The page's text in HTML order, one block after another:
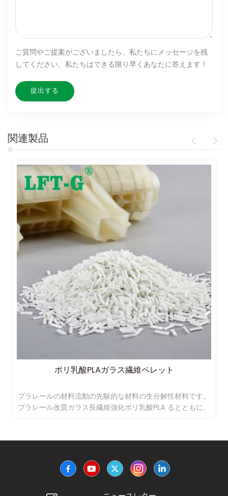
ご質問やご提案がございましたら、私たちにメッセージを残
してください、私たちはできる限り早くあなたに答えます！
関連製品
ポリ乳酸PLAガラス繊維ペレット
プラレールの材料流動の先駆的な材料の生分解性材料です。
プラレール改質ガラス長繊維強化ポリ乳酸PLA るとともに、